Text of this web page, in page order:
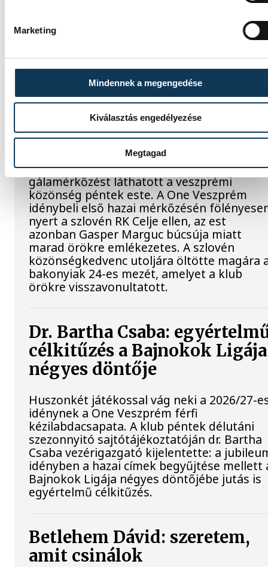
Marketing
Mindennek a megengedése
Kiválasztás engedélyezése
Megtagad
SPORT
A gólok mellett a könnyek
potyogtak – Gasper Marguc
elköszönt Veszprémtől
Érzelmekben és gólokban gazdag
gálamérkőzést láthatott a veszprémi
közönség péntek este. A One Veszprém
idénybeli első hazai mérkőzésén
nyert a szlovén RK Celje ellen, az est
azonban Gasper Marguc búcsúja miatt
marad örökre emlékezetes. A szlovén
közönségkedvenc utoljára öltötte magára
bakonyiak 24-es mezét, amelyet a klub
örökre visszavonultatott.
Dr. Bartha Csaba:
célkitűzés a Bajnokok Ligája
négyes döntője
Huszonkét játékossal vág neki a 2026/27-
idénynek a One Veszprém férfi
kézilabdacsapata. A klub péntek délutáni
szezonnyitó sajtótájékoztatóján dr. Bartha
Csaba vezérigazgató kijelentette: a
idényben a hazai címek begyűjtése mellett
Bajnokok Ligája négyes döntőjébe jutás is
egyértelmű célkitűzés.
Betlehem Dávid: szeretem,
amit csinálok